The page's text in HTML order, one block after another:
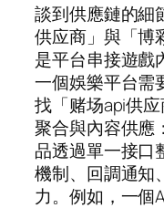
談到供應鏈的細
供应商」與「博
是平台串接遊戲
一個娛樂平台需
找「赌场api供
聚合與內容供應
品透過單一接口
機制、回調通知
力。例如，一個